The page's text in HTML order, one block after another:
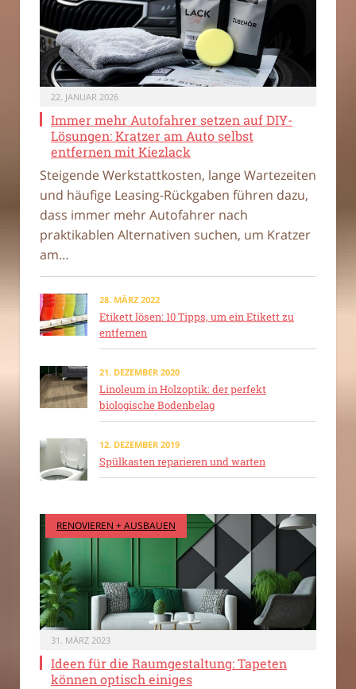
22. JANUAR 2026
Immer mehr Autofahrer setzen auf DIY-
Lösungen: Kratzer am Auto selbst
entfernen mit Kiezlack
Steigende Werkstattkosten, lange Wartezeiten
und häufige Leasing-Rückgaben führen dazu,
dass immer mehr Autofahrer nach
praktikablen Alternativen suchen, um Kratzer
am…
28. MÄRZ 2022
Etikett lösen: 10 Tipps, um ein Etikett zu
entfernen
21. DEZEMBER 2020
Linoleum in Holzoptik: der perfekt
biologische Bodenbelag
12. DEZEMBER 2019
Spülkasten reparieren und warten
RENOVIEREN + AUSBAUEN
31. MÄRZ 2023
Ideen für die Raumgestaltung: Tapeten
können optisch einiges